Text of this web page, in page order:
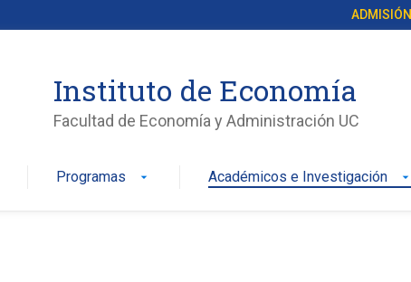
ADMISIÓN
Instituto de Economía
Facultad de Economía y Administración UC
Programas arrow_drop_down Académicos e Investigación arrow_drop_down